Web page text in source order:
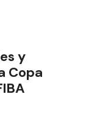
y
Copa